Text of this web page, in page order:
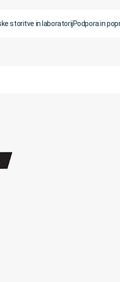
storitve in laboratorijPodpora in